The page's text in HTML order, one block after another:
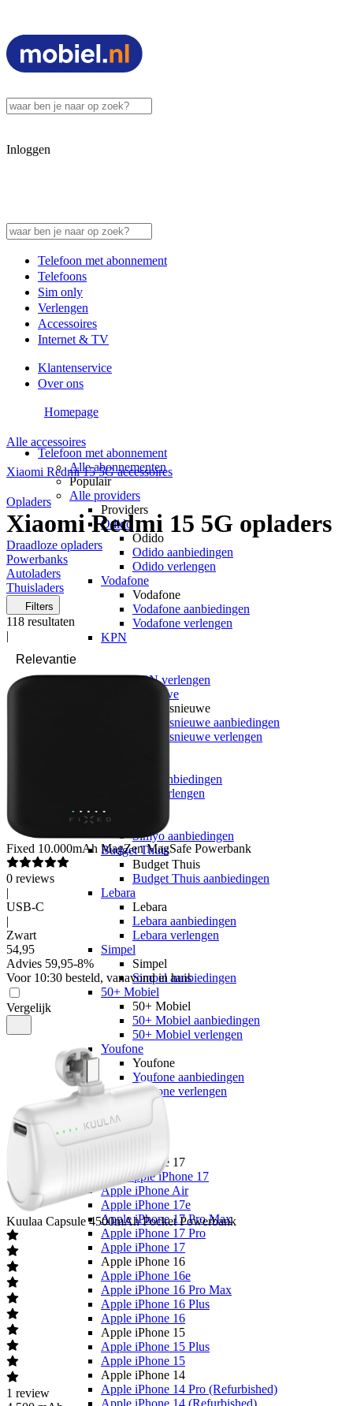
Inloggen
Telefoon met abonnement
Telefoons
Sim only
Verlengen
Accessoires
Internet & TV
Klantenservice
Over ons
Telefoon met abonnement
Alle abonnementen
Populair
Alle providers
Providers
Odido
Odido
Odido aanbiedingen
Odido verlengen
Vodafone
Vodafone
Vodafone aanbiedingen
Vodafone verlengen
KPN
KPN verlengen
hollandsnieuwe
hollandsnieuwe
hollandsnieuwe aanbiedingen
hollandsnieuwe verlengen
Ben aanbiedingen
Ben verlengen
Simyo
Simyo aanbiedingen
Budget Thuis
Budget Thuis
Budget Thuis aanbiedingen
Lebara
Lebara
Lebara aanbiedingen
Lebara verlengen
Simpel
Simpel
Simpel aanbiedingen
50+ Mobiel
50+ Mobiel
50+ Mobiel aanbiedingen
50+ Mobiel verlengen
Youfone
Youfone
Youfone aanbiedingen
Youfone verlengen
Alle telefoons
Alle aanbiedingen
Merken
Apple
Apple iPhone 17
Alle Apple iPhone 17
Apple iPhone Air
Apple iPhone 17e
Apple iPhone 17 Pro Max
Apple iPhone 17 Pro
Apple iPhone 17
Apple iPhone 16
Apple iPhone 16e
Apple iPhone 16 Pro Max
Apple iPhone 16 Plus
Apple iPhone 16
Apple iPhone 15
Apple iPhone 15 Plus
Apple iPhone 15
Apple iPhone 14
Apple iPhone 14 Pro (Refurbished)
Apple iPhone 14 (Refurbished)
Homepage
Alle accessoires
Xiaomi Redmi 15 5G accessoires
Opladers
Xiaomi Redmi 15 5G opladers
Draadloze opladers
Powerbanks
Autoladers
Thuisladers
Filters
118 resultaten
|
Fixed 10.000mAh MagZen MagSafe Powerbank
0 reviews
|
USB-C
|
Zwart
54,95
Advies 59,95-8%
Voor 10:30 besteld, vanavond in huis
Vergelijk
Kuulaa Capsule 4500mAh Pocket Powerbank
1 review